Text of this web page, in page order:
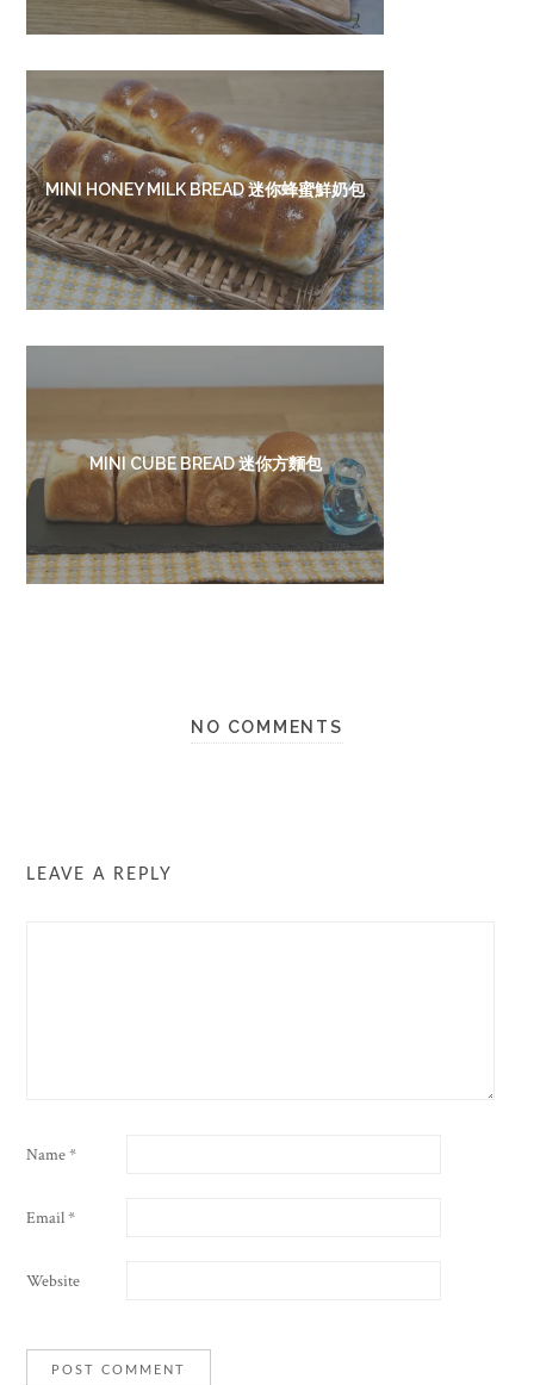
MINI HONEY MILK BREAD 迷你蜂蜜鮮奶包
MINI CUBE BREAD 迷你方麵包
NO COMMENTS
LEAVE A REPLY
Name*
Email*
Website